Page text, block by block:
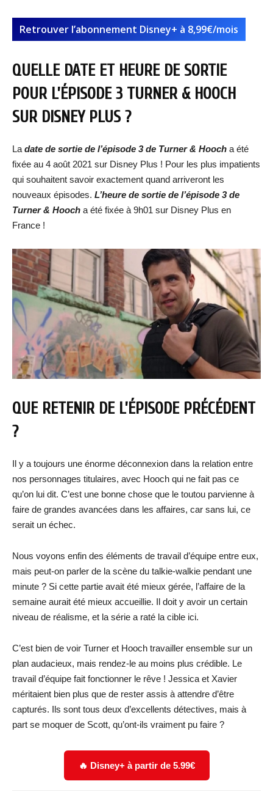
Retrouver l’abonnement Disney+ à 8,99€/mois
QUELLE DATE ET HEURE DE SORTIE
POUR L’ÉPISODE 3 TURNER & HOOCH
SUR DISNEY PLUS ?
La date de sortie de l’épisode 3 de Turner & Hooch a été
fixée au 4 août 2021 sur Disney Plus ! Pour les plus impatients
qui souhaitent savoir exactement quand arriveront les
nouveaux épisodes. L’heure de sortie de l’épisode 3 de
Turner & Hooch a été fixée à 9h01 sur Disney Plus en
France !
QUE RETENIR DE L’ÉPISODE PRÉCÉDENT
?
Il y a toujours une énorme déconnexion dans la relation entre
nos personnages titulaires, avec Hooch qui ne fait pas ce
qu’on lui dit. C’est une bonne chose que le toutou parvienne à
faire de grandes avancées dans les affaires, car sans lui, ce
serait un échec.
Nous voyons enfin des éléments de travail d’équipe entre eux,
mais peut-on parler de la scène du talkie-walkie pendant une
minute ? Si cette partie avait été mieux gérée, l’affaire de la
semaine aurait été mieux accueillie. Il doit y avoir un certain
niveau de réalisme, et la série a raté la cible ici.
C’est bien de voir Turner et Hooch travailler ensemble sur un
plan audacieux, mais rendez-le au moins plus crédible. Le
travail d’équipe fait fonctionner le rêve ! Jessica et Xavier
méritaient bien plus que de rester assis à attendre d’être
capturés. Ils sont tous deux d’excellents détectives, mais à
part se moquer de Scott, qu’ont-ils vraiment pu faire ?
🔥 Disney+ à partir de 5.99€